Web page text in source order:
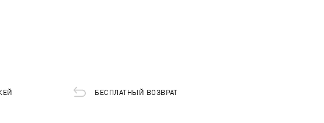
БЕСПЛАТНЫЙ ВОЗВРАТ